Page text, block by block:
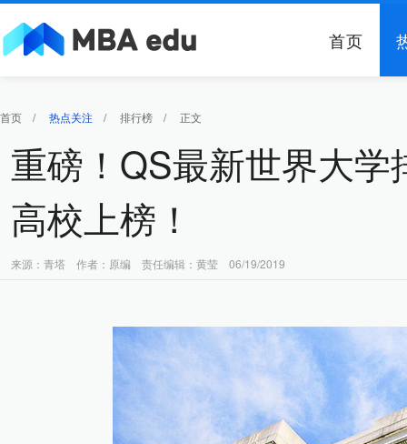
首页
首页 / 热点关注 / 排行榜 / 正文
重磅！QS最新世界大
高校上榜！
来源：青塔 作者：原编 责任编辑：黄莹 06/19/2019